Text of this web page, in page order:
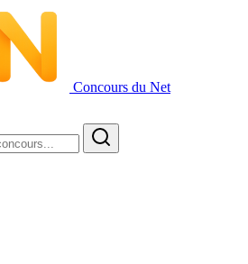
Concours du Net